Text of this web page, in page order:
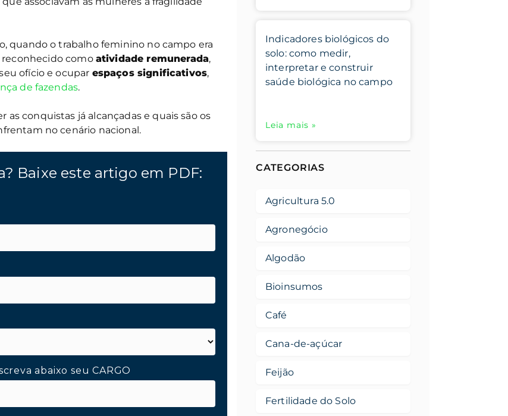
quando o trabalho feminino no campo era
reconhecido como atividade remunerada,
ofício e ocupar espaços significativos,
de fazendas.
conquistas já alcançadas e quais são os
no cenário nacional.
Baixe este artigo em PDF:
abaixo seu CARGO
Indicadores biológicos do
solo: como medir,
interpretar e construir
saúde biológica no campo
Leia mais »
CATEGORIAS
Agricultura 5.0
Agronegócio
Algodão
Bioinsumos
Café
Cana-de-açúcar
Feijão
Fertilidade do Solo